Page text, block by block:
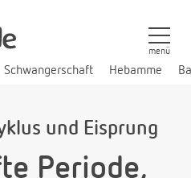
Schwangerschaft Hebamme
menü
und Eisprung
Periode,